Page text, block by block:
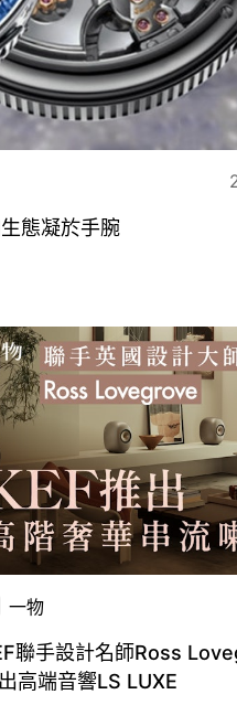
態凝於手腕
一物
聯手設計名師Ross
高端音響LS LUXE